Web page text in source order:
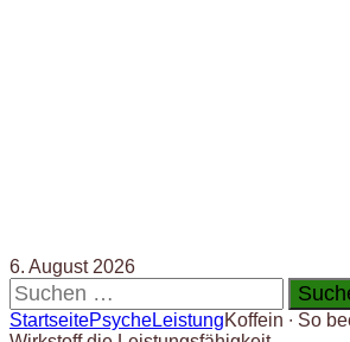
6. August 2026
Suchen
nach:
StartseitePsycheLeistungKoffein ∙ So